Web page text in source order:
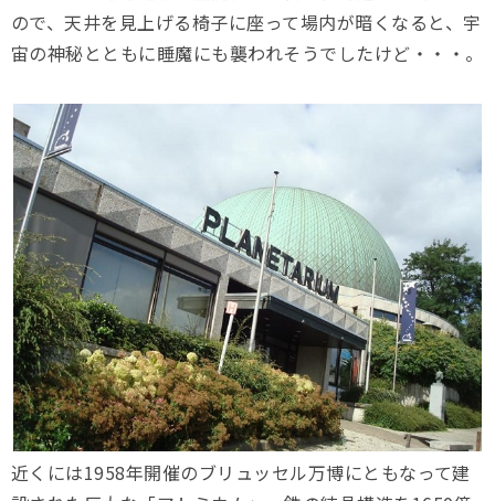
ので、天井を見上げる椅子に座って場内が暗くなると、宇
宙の神秘とともに睡魔にも襲われそうでしたけど・・・。
近くには1958年開催のブリュッセル万博にともなって建